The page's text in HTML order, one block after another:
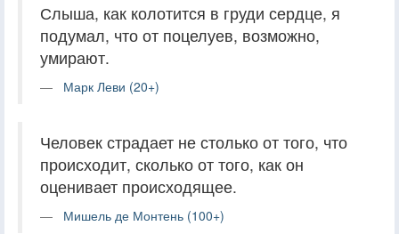
Слыша, как колотится в груди сердце, я
подумал, что от поцелуев, возможно,
умирают.
Марк Леви (20+)
Человек страдает не столько от того, что
происходит, сколько от того, как он
оценивает происходящее.
Мишель де Монтень (100+)